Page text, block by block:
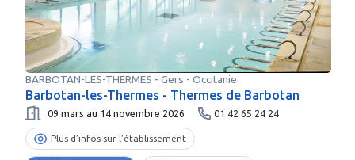
BARBOTAN-LES-THERMES - Gers - Occitanie
Barbotan-les-Thermes - Thermes de Barbotan
09 mars au 14 novembre 2026 01 42 65 24 24
Plus d’infos sur l’établissement